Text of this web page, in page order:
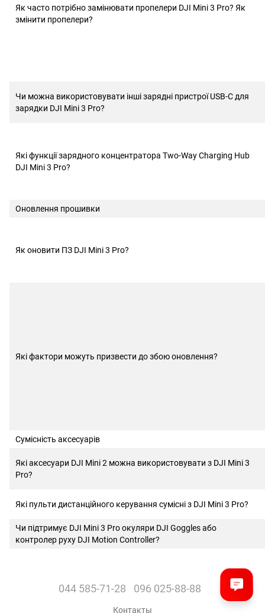
Як часто потрібно замінювати пропелери DJI Mini 3 Pro? Як
змінити пропелери?
Чи можна використовувати інші зарядні пристрої USB-C для
зарядки DJI Mini 3 Pro?
Які функції зарядного концентратора Two-Way Charging Hub
DJI Mini 3 Pro?
Оновлення прошивки
Як оновити ПЗ DJI Mini 3 Pro?
Які фактори можуть призвести до збою оновлення?
Сумісність аксесуарів
Які аксесуари DJI Mini 2 можна використовувати з DJI Mini 3
Pro?
Які пульти дистанційного керування сумісні з DJI Mini 3 Pro?
Чи підтримує DJI Mini 3 Pro окуляри DJI Goggles або
контролер руху DJI Motion Controller?
044 585-71-28 096 025-88-88
Контакты